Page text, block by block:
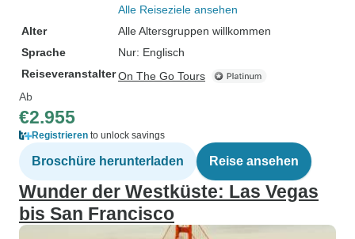
Alle Reiseziele ansehen
Alter
Alle Altersgruppen willkommen
Sprache
Nur: Englisch
ReiseveranstalterOn The Go Tours
Ab
€2.955
Registrieren to unlock savings
Broschüre herunterladen Reise ansehen
Wunder der Westküste: Las Vegas
bis San Francisco